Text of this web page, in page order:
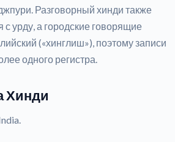
Разговорный хинди также
с урду, а городские говорящие
(«хинглиш»), поэтому записи
одного регистра.
Хинди